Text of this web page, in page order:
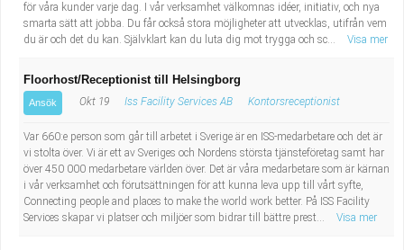
för våra kunder varje dag. I vår verksamhet välkomnas idéer, initiativ, och nya
smarta sätt att jobba. Du får också stora möjligheter att utvecklas, utifrån vem
du är och det du kan. Självklart kan du luta dig mot trygga och sc...
Visa mer
Floorhost/Receptionist till Helsingborg
Ansök Okt 19 Iss Facility Services AB Kontorsreceptionist
Var 660:e person som går till arbetet i Sverige är en ISS-medarbetare och det är
vi stolta över. Vi är ett av Sveriges och Nordens största tjänsteföretag samt har
över 450 000 medarbetare världen över. Det är våra medarbetare som är kärnan
i vår verksamhet och förutsättningen för att kunna leva upp till vårt syfte,
Connecting people and places to make the world work better. På ISS Facility
Services skapar vi platser och miljöer som bidrar till bättre prest...
Visa mer